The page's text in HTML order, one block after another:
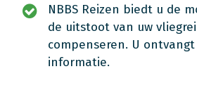
NBBS Reizen biedt u de
de uitstoot van uw
compenseren. U
informatie.